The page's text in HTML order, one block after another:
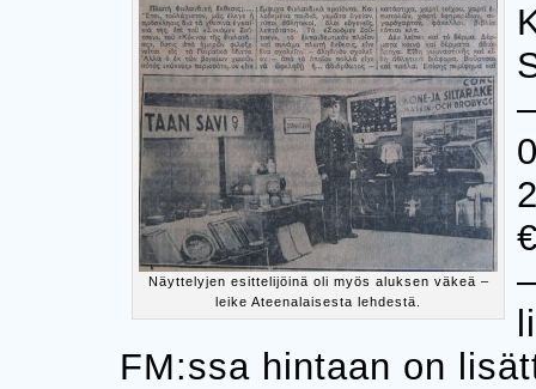
Näyttelyjen esittelijöinä oli myös aluksen väkeä –
leike Ateenalaisesta lehdestä.
FM:ssa hintaan on